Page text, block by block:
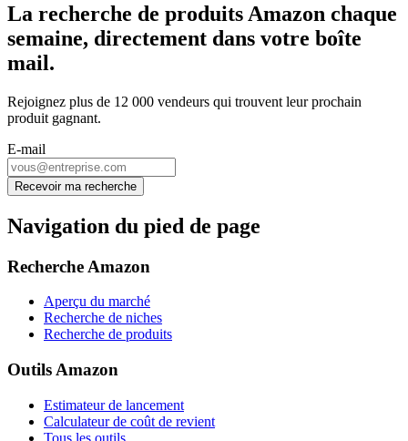
La recherche de produits Amazon chaque
semaine, directement dans votre boîte
mail.
Rejoignez plus de 12 000 vendeurs qui trouvent leur prochain
produit gagnant.
E-mail
Recevoir ma recherche
Navigation du pied de page
Recherche Amazon
Aperçu du marché
Recherche de niches
Recherche de produits
Outils Amazon
Estimateur de lancement
Calculateur de coût de revient
Tous les outils